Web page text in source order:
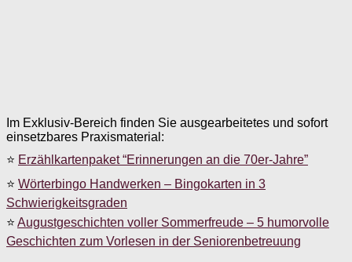
Im Exklusiv-Bereich finden Sie ausgearbeitetes und sofort
einsetzbares Praxismaterial:
⭐ Erzählkartenpaket “Erinnerungen an die 70er-Jahre”
⭐ Wörterbingo Handwerken – Bingokarten in 3
Schwierigkeitsgraden
⭐ Augustgeschichten voller Sommerfreude – 5 humorvolle
Geschichten zum Vorlesen in der Seniorenbetreuung